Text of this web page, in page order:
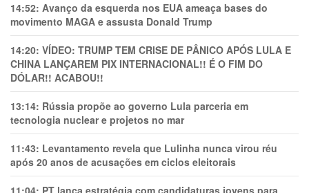
14:52: Avanço da esquerda nos EUA ameaça bases do
movimento MAGA e assusta Donald Trump
14:20: VÍDEO: TRUMP TEM CRlSE DE PÂNlCO APÓS LULA E
CHINA LANÇAREM PIX INTERNACIONAL!! É O FIM DO
DÓLAR!! ACABOU!!
13:14: Rússia propõe ao governo Lula parceria em
tecnologia nuclear e projetos no mar
11:43: Levantamento revela que Lulinha nunca virou réu
após 20 anos de acusações em ciclos eleitorais